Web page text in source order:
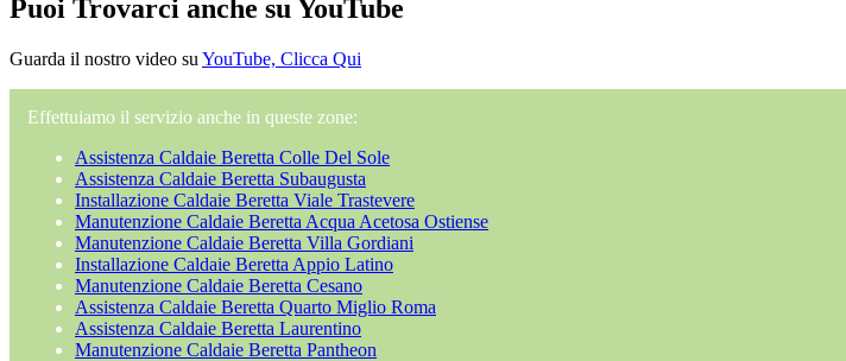
Puoi Trovarci anche su YouTube
Guarda il nostro video su YouTube, Clicca Qui
Effettuiamo il servizio anche in queste zone:
Assistenza Caldaie Beretta Colle Del Sole
Assistenza Caldaie Beretta Subaugusta
Installazione Caldaie Beretta Viale Trastevere
Manutenzione Caldaie Beretta Acqua Acetosa Ostiense
Manutenzione Caldaie Beretta Villa Gordiani
Installazione Caldaie Beretta Appio Latino
Manutenzione Caldaie Beretta Cesano
Assistenza Caldaie Beretta Quarto Miglio Roma
Assistenza Caldaie Beretta Laurentino
Manutenzione Caldaie Beretta Pantheon